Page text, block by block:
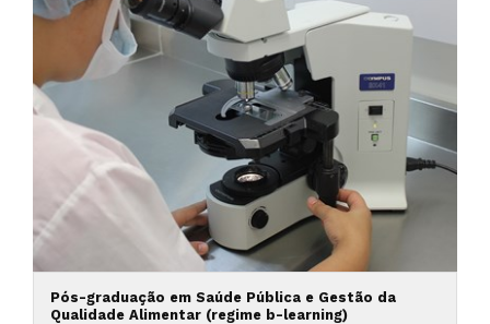
Pós-graduação em Saúde Pública e Gestão da
Qualidade Alimentar (regime b-learning)